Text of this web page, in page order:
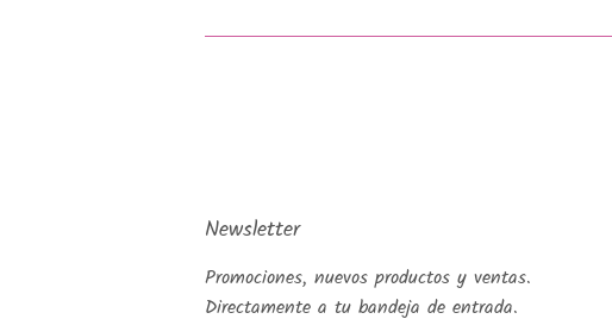
Newsletter
Promociones, nuevos productos y ventas.
Directamente a tu bandeja de entrada.